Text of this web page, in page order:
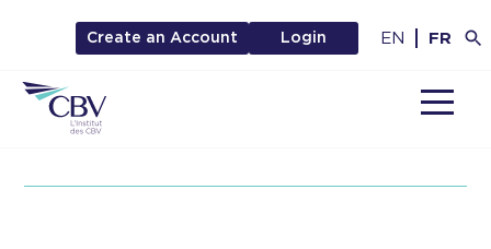
Create an Account Login EN FR